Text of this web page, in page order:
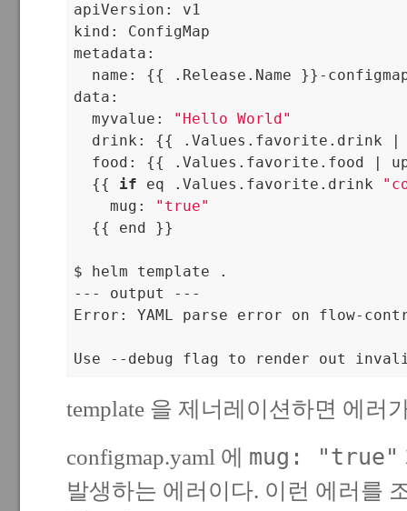
apiVersion: v1
kind: ConfigMap
metadata:
name: {{ .Release.Name }}-
data:
  myvalue:
"Hello World"
drink: {{ .Values.favorite.drink
food: {{ .Values.favorite.food |
  {{
if eq .Values.favorite.drink
    mug:
"true"
  {{ end }}
$ helm template .
--- output ---
Error: YAML parse error on flow-
Use --debug flag to render out
template 을 제너레이션하면 에러
configmap.yaml 에 mug: "true"
발생하는 에러이다. 이런 에러를